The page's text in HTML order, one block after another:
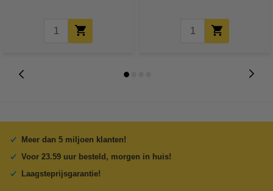
Meer dan 5 miljoen klanten!
Voor 23.59 uur besteld, morgen in huis!
Laagsteprijsgarantie!